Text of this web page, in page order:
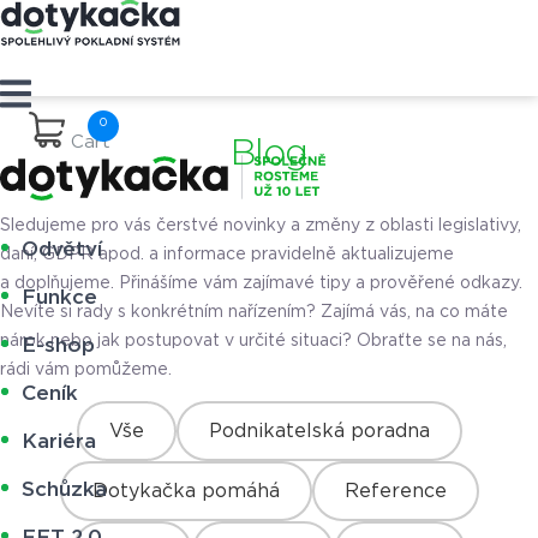
Cart
Odvětví
Funkce
E-shop
Ceník
Kariéra
Schůzka
Blog
Sledujeme pro vás čerstvé novinky a změny z oblasti legislativy,
daní, GDPR apod. a informace pravidelně aktualizujeme
a doplňujeme. Přinášíme vám zajímavé tipy a prověřené odkazy.
Nevíte si rady s konkrétním nařízením? Zajímá vás, na co máte
nárok nebo jak postupovat v určité situaci? Obraťte se na nás,
rádi vám pomůžeme.
Vše Podnikatelská poradna
Dotykačka pomáhá Reference